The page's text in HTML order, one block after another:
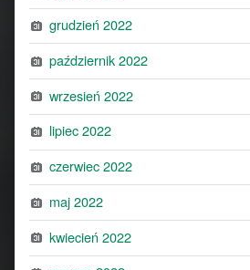
grudzień 2022
październik 2022
wrzesień 2022
lipiec 2022
czerwiec 2022
maj 2022
kwiecień 2022